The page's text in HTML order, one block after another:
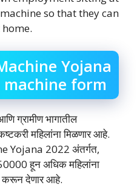
so that they can
Yojana
machine form
ग्रामीण भागातील
महिलांना मिळणार आहे.
Yojana 2022 अंतर्गत,
हून अधिक महिलांना
देणार आहे.